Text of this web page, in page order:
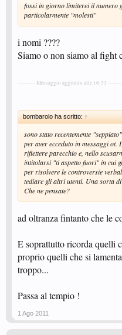
fossi in giorno limiterei il numero
particolarmente "molesti"
i nomi ????
Siamo o non siamo al fight
---------- Messaggio aggiunto alle 16:33
bombarolo ha scritto: ↑
sono stato recentemente
per aver ecceduto in messaggi ot.
riflettere parecchio e, nello
intitolarsi "ti aspetto fuori" in cui
per risolvere le controversie
tediare gli altri utenti. Una sorta
Che ne pensate?
ad oltranza fintanto che le
E soprattutto ricorda quelli
proprio quelli che si
troppo...
Passa al tempio !
1 Ago 2011